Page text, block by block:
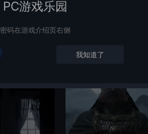
PC游戏乐园
密码在游戏介绍页右侧
我知道了